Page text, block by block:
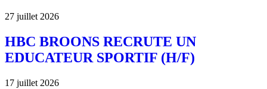
27 juillet 2026
HBC BROONS RECRUTE UN
EDUCATEUR SPORTIF (H/F)
17 juillet 2026